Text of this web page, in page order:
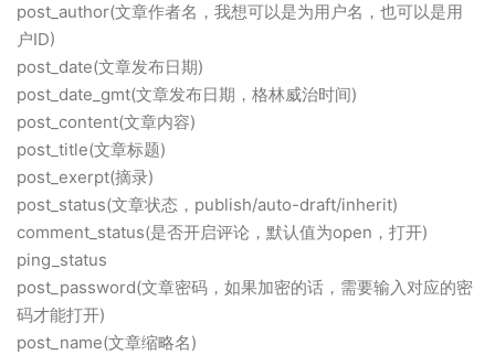
post_author(文章作者名，我想可以是为用户名，也可以是用
户ID)
post_date(文章发布日期)
post_date_gmt(文章发布日期，格林威治时间)
post_content(文章内容)
post_title(文章标题)
post_exerpt(摘录)
post_status(文章状态，publish/auto-draft/inherit)
comment_status(是否开启评论，默认值为open，打开)
ping_status
post_password(文章密码，如果加密的话，需要输入对应的密
码才能打开)
post_name(文章缩略名)